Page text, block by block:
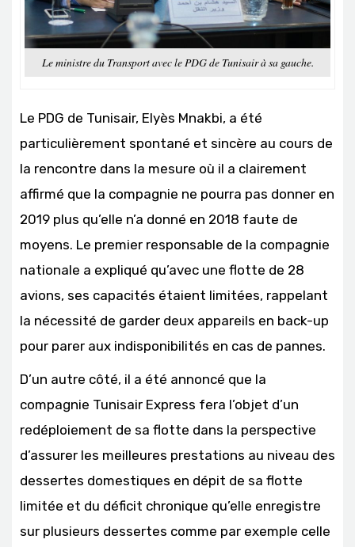
Le ministre du Transport avec le PDG de Tunisair à sa gauche.
Le PDG de Tunisair, Elyès Mnakbi, a été
particulièrement spontané et sincère au cours de
la rencontre dans la mesure où il a clairement
affirmé que la compagnie ne pourra pas donner en
2019 plus qu’elle n’a donné en 2018 faute de
moyens. Le premier responsable de la compagnie
nationale a expliqué qu’avec une flotte de 28
avions, ses capacités étaient limitées, rappelant
la nécessité de garder deux appareils en back-up
pour parer aux indisponibilités en cas de pannes.
D’un autre côté, il a été annoncé que la
compagnie Tunisair Express fera l’objet d’un
redéploiement de sa flotte dans la perspective
d’assurer les meilleures prestations au niveau des
dessertes domestiques en dépit de sa flotte
limitée et du déficit chronique qu’elle enregistre
sur plusieurs dessertes comme par exemple celle